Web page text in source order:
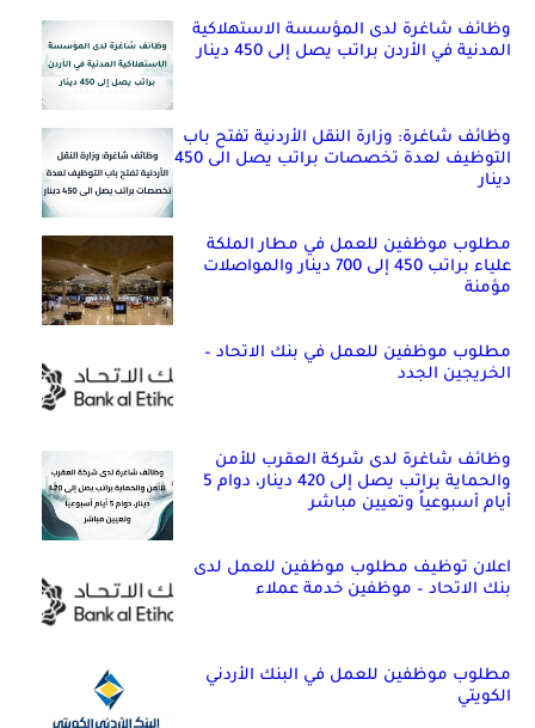
وظائف شاغرة لدى المؤسسة الاستهلاكية
المدنية في الأردن براتب يصل إلى 450 دينار
وظائف شاغرة: وزارة النقل الأردنية تفتح باب
التوظيف لعدة تخصصات براتب يصل الى 450
دينار
مطلوب موظفين للعمل في مطار الملكة
علياء براتب 450 إلى 700 دينار والمواصلات
مؤمنة
مطلوب موظفين للعمل في بنك الاتحاد –
الخريجين الجدد
وظائف شاغرة لدى شركة العقرب للأمن
والحماية براتب يصل إلى 420 دينار، دوام 5
أيام أسبوعياً وتعيين مباشر
اعلان توظيف مطلوب موظفين للعمل لدى
بنك الاتحاد – موظفين خدمة عملاء
مطلوب موظفين للعمل في البنك الأردني
الكويتي